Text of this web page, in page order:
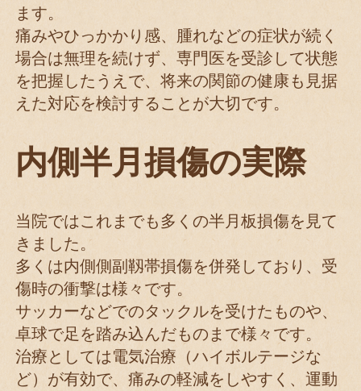
ます。
痛みやひっかかり感、腫れなどの症状が続く
場合は無理を続けず、専門医を受診して状態
を把握したうえで、将来の関節の健康も見据
えた対応を検討することが大切です。
内側半月損傷の実際
当院ではこれまでも多くの半月板損傷を見て
きました。
多くは内側側副靱帯損傷を併発しており、受
傷時の衝撃は様々です。
サッカーなどでのタックルを受けたものや、
卓球で足を踏み込んだものまで様々です。
治療としては電気治療（ハイボルテージな
ど）が有効で、痛みの軽減をしやすく、運動